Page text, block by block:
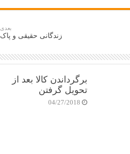
بعدی
زندگانی حقیقی و پاک
برگرداندن کالا بعد از
تحویل گرفتن
04/27/2018